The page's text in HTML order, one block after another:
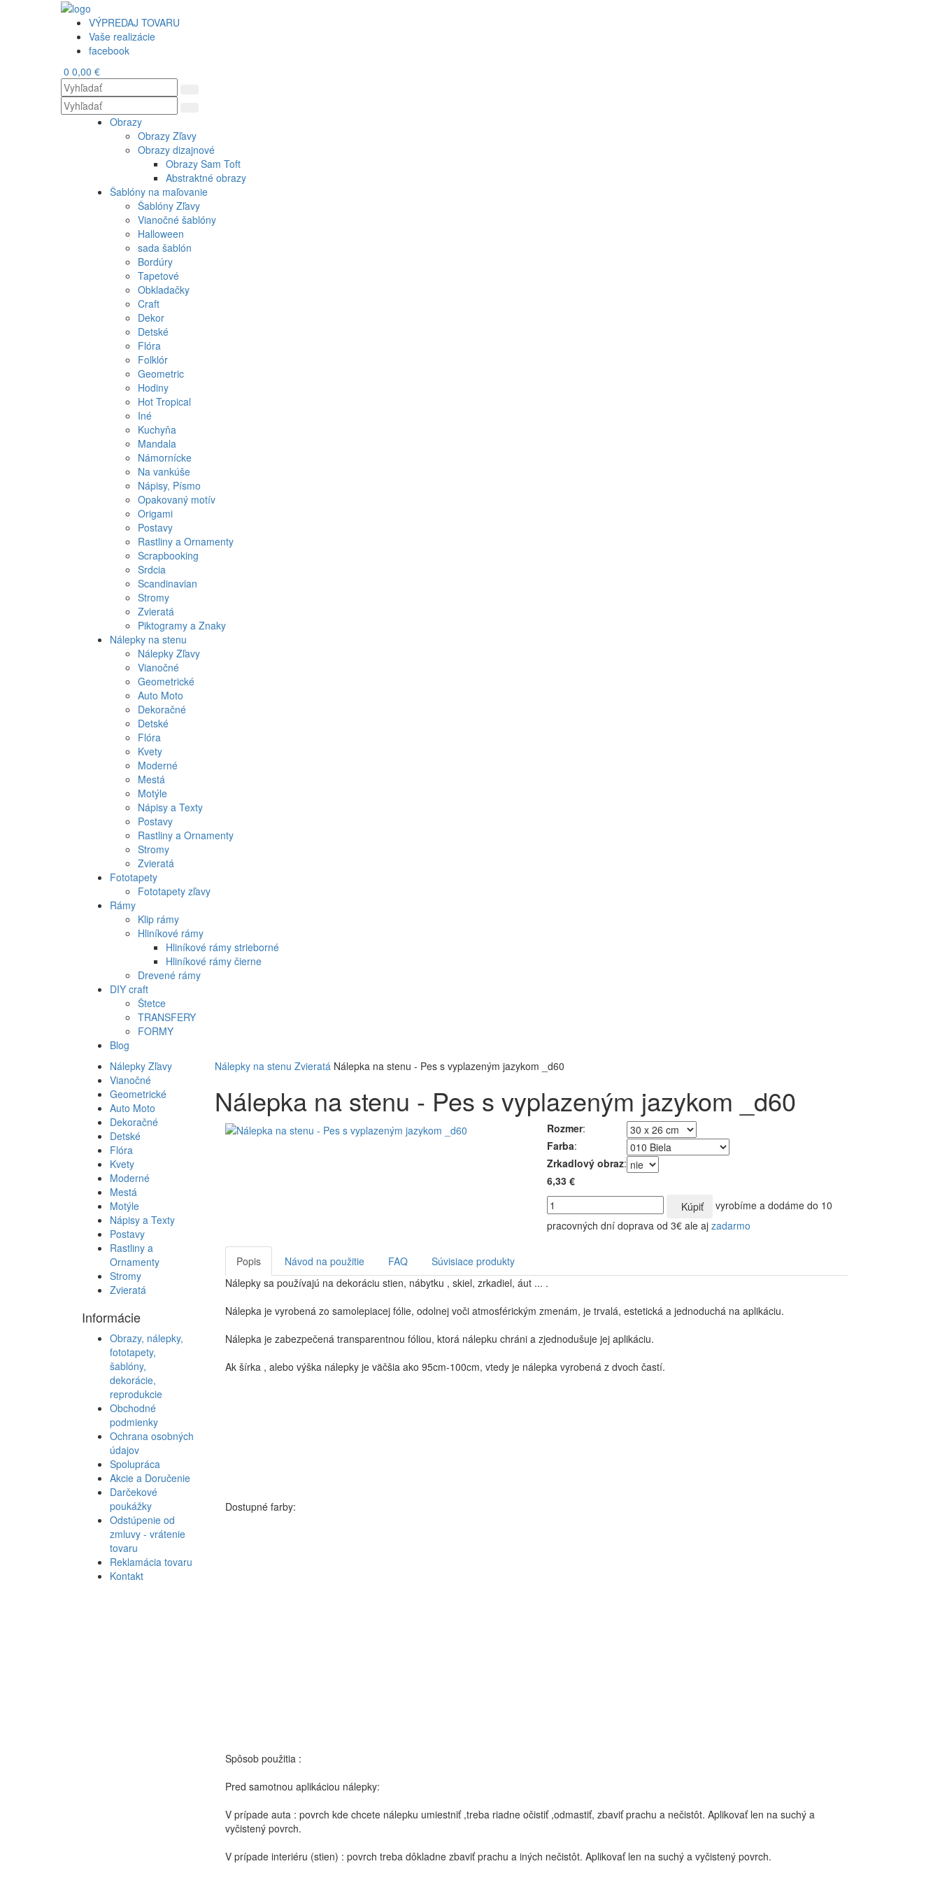
VÝPREDAJ TOVARU
Vaše realizácie
facebook
0 0,00 €
Obrazy
Obrazy Zľavy
Obrazy dizajnové
Obrazy Sam Toft
Abstraktné obrazy
Šablóny na maľovanie
Šablóny Zľavy
Vianočné šablóny
Halloween
sada šablón
Bordúry
Tapetové
Obkladačky
Craft
Dekor
Detské
Flóra
Folklór
Geometric
Hodiny
Hot Tropical
Iné
Kuchyňa
Mandala
Námornícke
Na vankúše
Nápisy, Písmo
Opakovaný motív
Origami
Postavy
Rastliny a Ornamenty
Scrapbooking
Srdcia
Scandinavian
Stromy
Zvieratá
Piktogramy a Znaky
Nálepky na stenu
Nálepky Zľavy
Vianočné
Geometrické
Auto Moto
Dekoračné
Detské
Flóra
Kvety
Moderné
Mestá
Motýle
Nápisy a Texty
Postavy
Rastliny a Ornamenty
Stromy
Zvieratá
Fototapety
Fototapety zľavy
Rámy
Klip rámy
Hliníkové rámy
Hliníkové rámy strieborné
Hliníkové rámy čierne
Drevené rámy
DIY craft
Štetce
TRANSFERY
FORMY
Blog
Nálepky Zľavy
Vianočné
Geometrické
Auto Moto
Dekoračné
Detské
Flóra
Kvety
Moderné
Mestá
Motýle
Nápisy a Texty
Postavy
Rastliny a
Ornamenty
Stromy
Zvieratá
Informácie
Obrazy, nálepky,
fototapety,
šablóny,
dekorácie,
reprodukcie
Obchodné
podmienky
Ochrana osobných
údajov
Spolupráca
Akcie a Doručenie
Darčekové
poukážky
Odstúpenie od
zmluvy - vrátenie
tovaru
Reklamácia tovaru
Kontakt
Nálepky na stenu Zvieratá Nálepka na stenu - Pes s vyplazeným jazykom _d60
Nálepka na stenu - Pes s vyplazeným jazykom _d60
Rozmer:
Farba:
Zrkadlový obraz:
6,33 €
Kúpiť
vyrobíme a dodáme do 10
pracovných dní doprava od 3€ ale aj zadarmo
Popis Návod na použitie FAQ
Súvisiace produkty
Nálepky sa používajú na dekoráciu stien, nábytku , skiel, zrkadiel, áut ... .
Nálepka je vyrobená zo samolepiacej fólie, odolnej voči atmosférickým zmenám, je trvalá, estetická a jednoduchá na aplikáciu.
Nálepka je zabezpečená transparentnou fóliou, ktorá nálepku chráni a zjednodušuje jej aplikáciu.
Ak šírka , alebo výška nálepky je väčšia ako 95cm-100cm, vtedy je nálepka vyrobená z dvoch častí.
Dostupné farby:
Spôsob použitia :
Pred samotnou aplikáciou nálepky:
V prípade auta : povrch kde chcete nálepku umiestniť ,treba riadne očistiť ,odmastiť, zbaviť prachu a nečistôt. Aplikovať len na suchý a
vyčistený povrch.
V prípade interiéru (stien) : povrch treba dôkladne zbaviť prachu a iných nečistôt. Aplikovať len na suchý a vyčistený povrch.